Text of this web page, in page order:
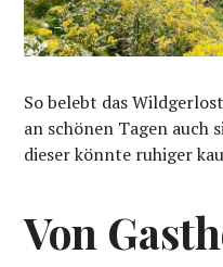
So belebt das
an schönen Tagen auch
dieser könnte ruhiger
Von